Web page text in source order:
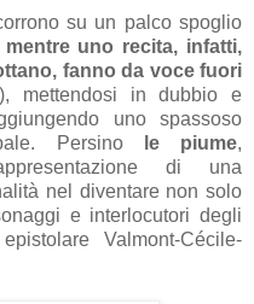
su un palco spoglio
mentre uno recita, infatti,
fanno da voce fuori
mettendosi in dubbio e
uno spassoso
Persino
le piume,
di una
nel diventare non solo
e interlocutori degli
Valmont-Cécile-